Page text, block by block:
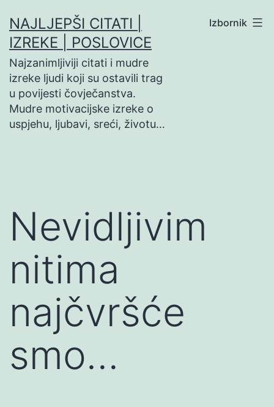
na
sadržaj
NAJLJEPŠI CITATI |
IZREKE | POSLOVICE
Najzanimljiviji citati i mudre
izreke ljudi koji su ostavili trag
u povijesti čovječanstva.
Mudre motivacijske izreke o
uspjehu, ljubavi, sreći, životu…
Izbornik
Nevidljivim
nitima
najčvršće
smo…